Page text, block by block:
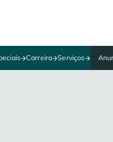
Carreira Serviços